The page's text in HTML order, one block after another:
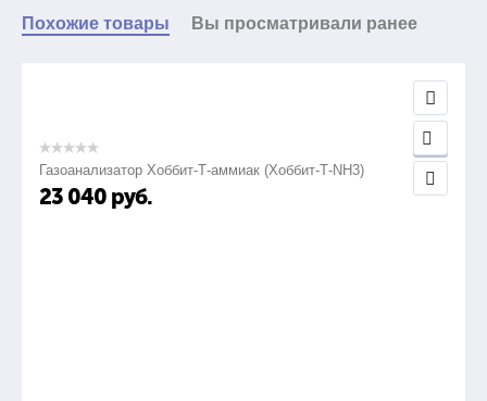
Похожие товары Вы просматривали ранее
Газоанализатор Хоббит-Т-аммиак (Хоббит-Т-NH3)
23 040 руб.